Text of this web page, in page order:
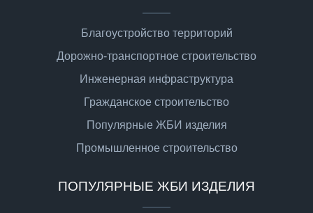
Благоустройство территорий
Дорожно-транспортное строительство
Инженерная инфраструктура
Гражданское строительство
Популярные ЖБИ изделия
Промышленное строительство
ПОПУЛЯРНЫЕ ЖБИ ИЗДЕЛИЯ